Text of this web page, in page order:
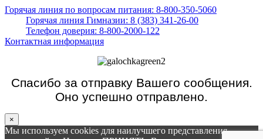
Горячая линия по вопросам питания: 8-800-350-5060
Горячая линия Гимназии: 8 (383) 341-26-00
Телефон доверия: 8-800-2000-122
Контактная информация
Спасибо за отправку Вашего сообщения.
Оно успешно отправлено.
×
Мы используем cookies для наилучшего представления